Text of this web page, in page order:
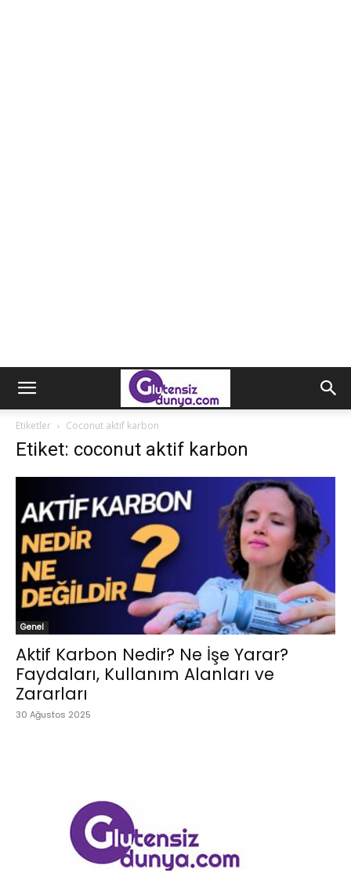
Etiketler Coconut aktif karbon
Etiket: coconut aktif karbon
Genel
Aktif Karbon Nedir? Ne İşe Yarar?
Faydaları, Kullanım Alanları ve
Zararları
30 Ağustos 2025